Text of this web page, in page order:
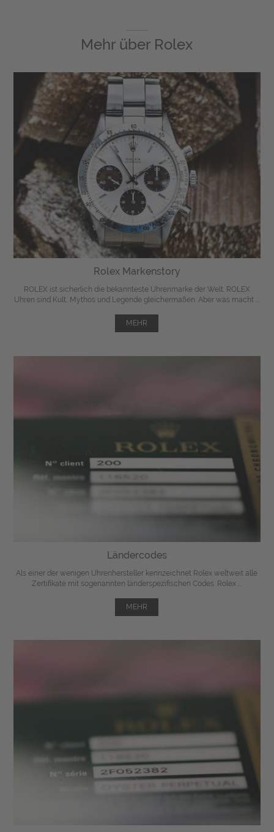
Mehr über Rolex
Rolex Markenstory
ROLEX ist sicherlich die bekannteste Uhrenmarke der Welt. ROLEX
Uhren sind Kult, Mythos und Legende gleichermaßen. Aber was macht ...
MEHR
Ländercodes
Als einer der wenigen Uhrenhersteller kennzeichnet Rolex weltweit alle
Zertifikate mit sogenannten länderspezifischen Codes. Rolex ...
MEHR